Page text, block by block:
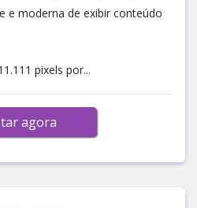
e moderna de exibir conteúdo
pixels por...
agora